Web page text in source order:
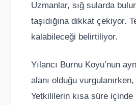
Uzmanlar, sığ sularda
taşıdığına dikkat çekiyor.
kalabileceği belirtiliyor.
Yılancı Burnu Koyu’nun
alanı olduğu
Yetkililerin kısa süre